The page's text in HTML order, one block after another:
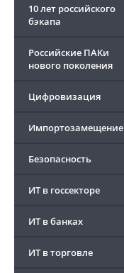
10 лет российского
бэкапа
Российские ПАКи
нового поколения
Цифровизация
Импортозамещение
Безопасность
ИТ в госсекторе
ИТ в банках
ИТ в торговле